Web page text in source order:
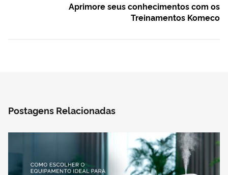
Aprimore seus conhecimentos com os
Treinamentos Komeco
Postagens Relacionadas